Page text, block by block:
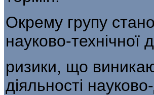
Окрему групу
науко­во-технічної
ризики, що
діяль­ності